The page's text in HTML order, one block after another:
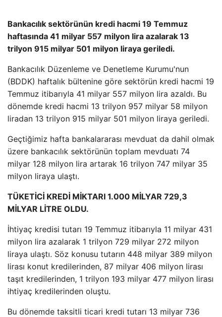
Bankacılık sektörünün kredi hacmi 19 Temmuz
haftasında 41 milyar 557 milyon lira azalarak 13
trilyon 915 milyar 501 milyon liraya geriledi.
Bankacılık Düzenleme ve Denetleme Kurumu'nun
(BDDK) haftalık bültenine göre sektörün kredi hacmi 19
Temmuz itibarıyla 41 milyar 557 milyon lira azaldı. Bu
dönemde kredi hacmi 13 trilyon 957 milyar 58 milyon
liradan 13 trilyon 915 milyar 501 milyon liraya geriledi.
Geçtiğimiz hafta bankalararası mevduat da dahil olmak
üzere bankacılık sektörünün toplam mevduatı 74
milyar 128 milyon lira artarak 16 trilyon 747 milyar 35
milyon liraya ulaştı.
TÜKETİCİ KREDİ MİKTARI 1.000 MİLYAR 729,3
MİLYAR LİTRE OLDU.
İhtiyaç kredisi tutarı 19 Temmuz itibarıyla 11 milyar 431
milyon lira azalarak 1 trilyon 729 milyar 272 milyon
liraya ulaştı. Söz konusu tutarın 448 milyar 389 milyon
lirası konut kredilerinden, 87 milyar 406 milyon lirası
taşıt kredilerinden, 1 trilyon 193 milyar 477 milyon lirası
ihtiyaç kredilerinden oluştu.
Bu dönemde taksitli ticari kredi tutarı 13 milyar 736